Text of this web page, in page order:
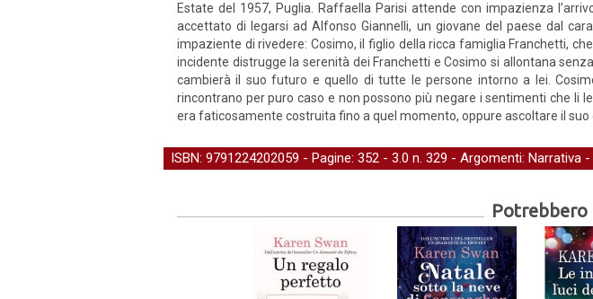
Estate del 1957, Puglia. Raffaella Parisi attende con impazienza
accettato di legarsi ad Alfonso Giannelli, un giovane del paese dal
impaziente di rivedere: Cosimo, il figlio della ricca famiglia Franchetti,
incidente distrugge la serenità dei Franchetti e Cosimo si allontana
cambierà il suo futuro e quello di tutte le persone intorno a lei.
rincontrano per puro caso e non possono più negare i sentimenti che li
era faticosamente costruita fino a quel momento, oppure ascoltare il suo
ISBN: 9791224202059 - Pagine: 352 - 3.0 n. 329 - Argomenti: Narrativa -
Potrebbero